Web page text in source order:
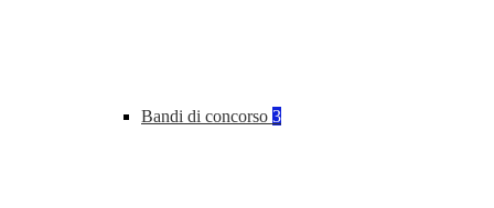
Bandi di concorso 3